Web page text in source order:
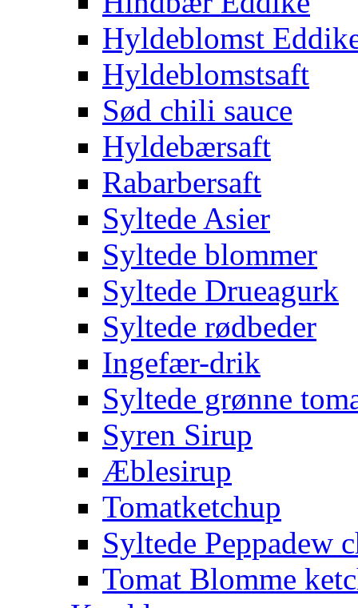
Hyldeblomst
Hyldeblomstsaft
Sød chili sauce
Hyldebærsaft
Rabarbersaft
Syltede Asier
Syltede blommer
Syltede Drueagurk
Syltede rødbeder
Ingefær-drik
Syltede grønne
Syren Sirup
Æblesirup
Tomatketchup
Syltede Peppadew
Tomat Blomme